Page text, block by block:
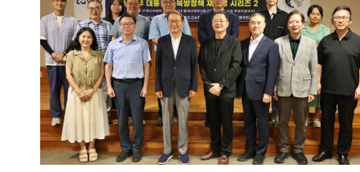
대학 간 지속적인 연구 협력 기반을 마련하고 싶다는 뜻을
밝혔다.이어 인도 정부는 기후변화가 농업에 미치는 영향, 극지
빙하 융해에 따른 해수면 상승, 기후변화 취약지역 주민들의
생활환경 변화 등 글로벌 기후위기에 대응하기 위한 연구를
국가 정책의 주요 과제로 추진하고 있다고 설명하며, 관련
분야에서 국제 공동연구의 중요성을 강조했다.이날 면담에는
인도 측에서 아퀴노 비말 차관보를 비롯해 인도지구과학부
선임연구관 아파르나 슈클라(Aparna Shukla) 박사, 나만